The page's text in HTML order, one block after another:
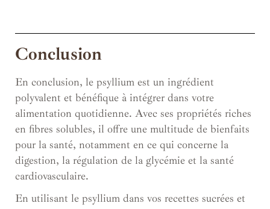
Conclusion
En conclusion, le psyllium est un ingrédient
polyvalent et bénéfique à intégrer dans votre
alimentation quotidienne. Avec ses propriétés riches
en fibres solubles, il offre une multitude de bienfaits
pour la santé, notamment en ce qui concerne la
digestion, la régulation de la glycémie et la santé
cardiovasculaire.
En utilisant le psyllium dans vos recettes sucrées et